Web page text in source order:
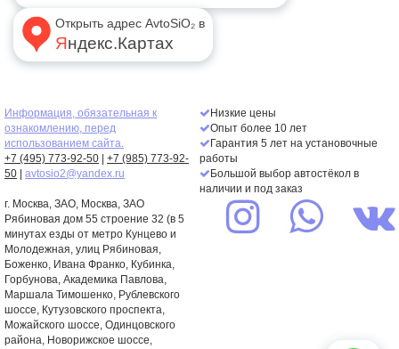
Открыть адрес AvtoSiO₂ в
Яндекс.Картах
Информация, обязательная к
ознакомлению, перед
использованием сайта.
+7 (495) 773-92-50
+7 (985) 773-92-
50
avtosio2@yandex.ru
г. Москва, ЗАО, Москва, ЗАО
Рябиновая дом 55 строение 32 (в 5
минутах езды от метро Кунцево и
Молодежная, улиц Рябиновая,
Боженко, Ивана Франко, Кубинка,
Горбунова, Академика Павлова,
Маршала Тимошенко, Рублевского
шоссе, Кутузовского проспекта,
Можайского шоссе, Одинцовского
района, Новорижское шоссе,
Низкие цены
Опыт более 10 лет
Гарантия 5 лет на установочные
работы
Большой выбор автостёкол в
наличии и под заказ